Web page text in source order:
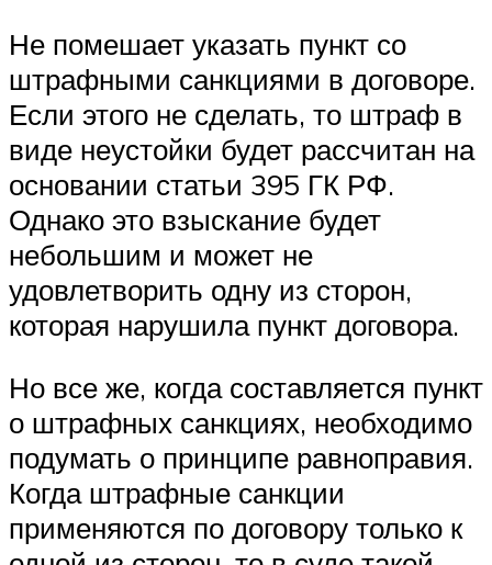
Не помешает указать пункт со
штрафными санкциями в договоре.
Если этого не сделать, то штраф в
виде неустойки будет рассчитан на
основании статьи 395 ГК РФ.
Однако это взыскание будет
небольшим и может не
удовлетворить одну из сторон,
которая нарушила пункт договора.
Но все же, когда составляется пункт
о штрафных санкциях, необходимо
подумать о принципе равноправия.
Когда штрафные санкции
применяются по договору только к